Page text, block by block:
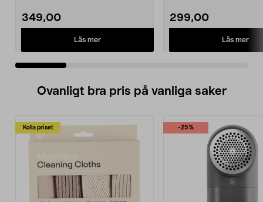
349,00
Läs mer
299,00
Läs mer
Ovanligt bra pris på vanliga saker
Kolla priset -25%